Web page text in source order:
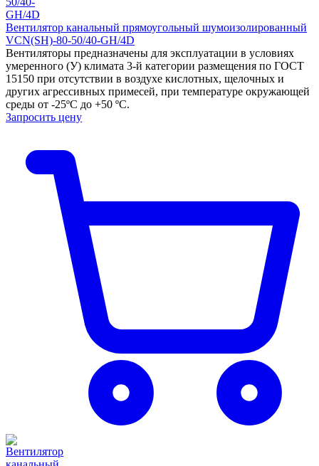
Вентилятор канальный прямоугольный шумоизолированный
VCN(SH)-80-50/40-GH/4D
Вентиляторы предназначены для эксплуатации в условиях
умеренного (У) климата 3-й категории размещения по ГОСТ
15150 при отсутствии в воздухе кислотных, щелочных и
других агрессивных примесей, при температуре окружающей
среды от -25ºС до +50 ºС.
Запросить цену